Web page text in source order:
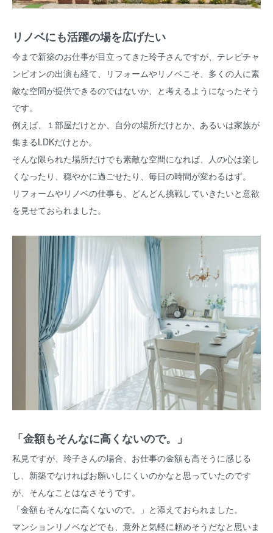
リノベにも活躍の場を広げたい
今まで新築のお仕事が目立ってきた玲子さんですが、テレビチャ
ンピオンの出演も経て、リフォームやリノベこそ、多くの人に素
敵な空間が提供できるのではないか、と考えるようになったそう
です。
例えば、１部屋だけとか、自分の場所だけとか、あるいは家族が
集まるLDKだけとか。
そんな限られた場所だけでも素敵な空間になれば、人の心は楽し
くなったり、穏やかに過ごせたり、毎日の時間が変わるはず。
リフォームやリノベの仕事も、どんどん挑戦していきたいと意欲
を見せておられました。
「金額もそんなに高くないので。」
私見ですが、玲子さんの場合、お仕事の金額も高そうに感じる
し、新築でなければお願いしにくいのかなと思っていたのです
が、そんなことはなさそうです。
「金額もそんなに高くないので。」と添えておられました。
マンションリノベなどでも、意外と気軽に頼めそうだなと思いま